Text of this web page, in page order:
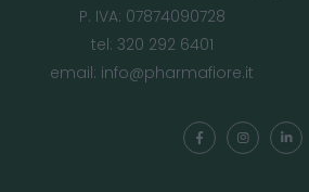
P. IVA: 07874090728
tel: 320 292 6401
email: info@pharmafiore.it